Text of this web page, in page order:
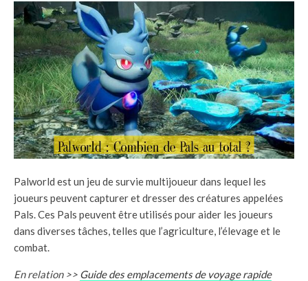
Palworld est un jeu de survie multijoueur dans lequel les
joueurs peuvent capturer et dresser des créatures appelées
Pals. Ces Pals peuvent être utilisés pour aider les joueurs
dans diverses tâches, telles que l’agriculture, l’élevage et le
combat.
En relation >> Guide des emplacements de voyage rapide